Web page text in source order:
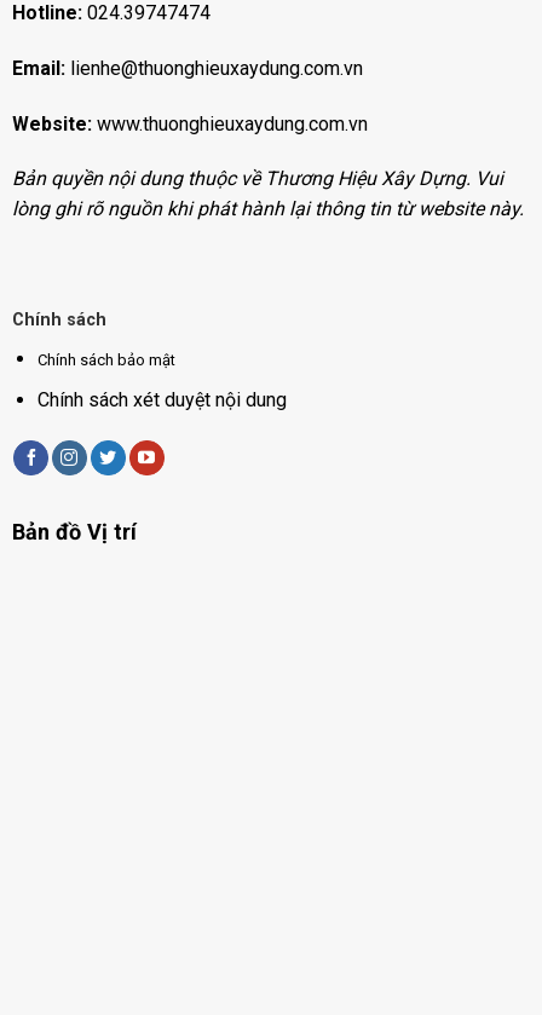
Hotline:024.39747474
Email:lienhe@thuonghieuxaydung.com.vn
Website: www.thuonghieuxaydung.com.vn
Bản quyền nội dung thuộc về Thương Hiệu Xây Dựng. Vui
lòng ghi rõ nguồn khi phát hành lại thông tin từ website này.
Chính sách
Chính sách bảo mật
Chính sách xét duyệt nội dung
Bản đồ Vị trí